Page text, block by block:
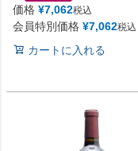
価格 ¥7,062税込
会員特別価格 ¥7,062税込
カートに入れる